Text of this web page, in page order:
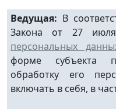
Ведущая: В
Закона от 27
персональных
форме субъекта
обработку его
включать в себя, в